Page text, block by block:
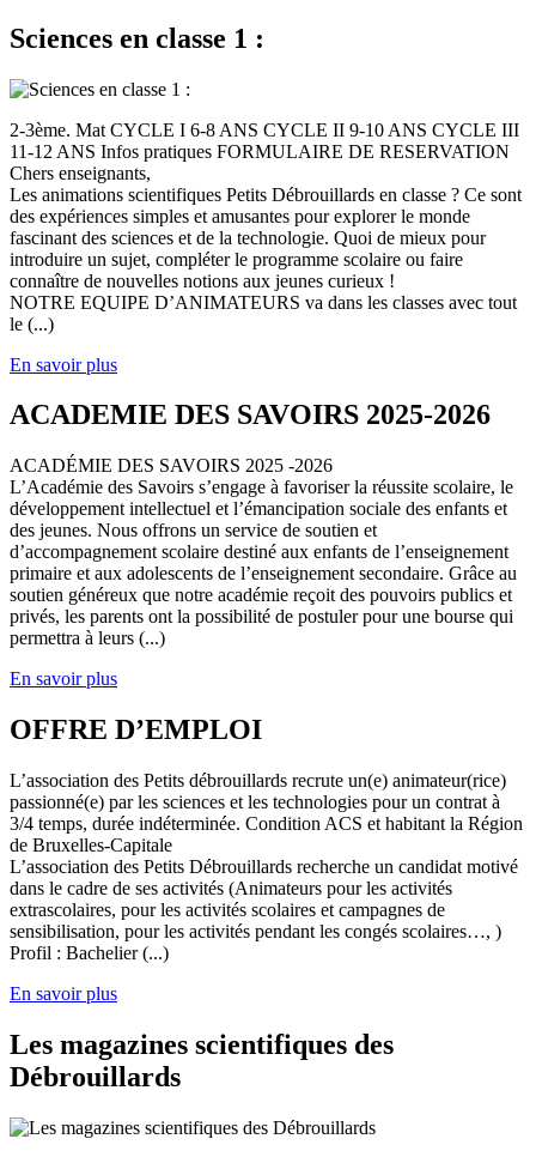
Sciences en classe 1 :
2-3ème. Mat CYCLE I 6-8 ANS CYCLE II 9-10 ANS CYCLE III
11-12 ANS Infos pratiques FORMULAIRE DE RESERVATION
Chers enseignants,
Les animations scientifiques Petits Débrouillards en classe ? Ce sont
des expériences simples et amusantes pour explorer le monde
fascinant des sciences et de la technologie. Quoi de mieux pour
introduire un sujet, compléter le programme scolaire ou faire
connaître de nouvelles notions aux jeunes curieux !
NOTRE EQUIPE D’ANIMATEURS va dans les classes avec tout
le (...)
En savoir plus
ACADEMIE DES SAVOIRS 2025-2026
ACADÉMIE DES SAVOIRS 2025 -2026
L’Académie des Savoirs s’engage à favoriser la réussite scolaire, le
développement intellectuel et l’émancipation sociale des enfants et
des jeunes. Nous offrons un service de soutien et
d’accompagnement scolaire destiné aux enfants de l’enseignement
primaire et aux adolescents de l’enseignement secondaire. Grâce au
soutien généreux que notre académie reçoit des pouvoirs publics et
privés, les parents ont la possibilité de postuler pour une bourse qui
permettra à leurs (...)
En savoir plus
OFFRE D’EMPLOI
L’association des Petits débrouillards recrute un(e) animateur(rice)
passionné(e) par les sciences et les technologies pour un contrat à
3/4 temps, durée indéterminée. Condition ACS et habitant la Région
de Bruxelles-Capitale
L’association des Petits Débrouillards recherche un candidat motivé
dans le cadre de ses activités (Animateurs pour les activités
extrascolaires, pour les activités scolaires et campagnes de
sensibilisation, pour les activités pendant les congés scolaires…, )
Profil : Bachelier (...)
En savoir plus
Les magazines scientifiques des
Débrouillards